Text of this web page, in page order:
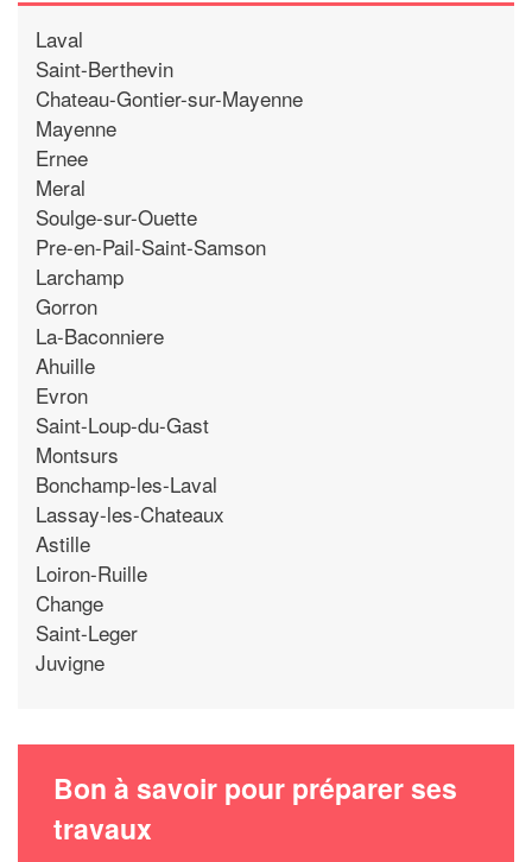
Laval
Saint-Berthevin
Chateau-Gontier-sur-Mayenne
Mayenne
Ernee
Meral
Soulge-sur-Ouette
Pre-en-Pail-Saint-Samson
Larchamp
Gorron
La-Baconniere
Ahuille
Evron
Saint-Loup-du-Gast
Montsurs
Bonchamp-les-Laval
Lassay-les-Chateaux
Astille
Loiron-Ruille
Change
Saint-Leger
Juvigne
Bon à savoir pour préparer ses
travaux